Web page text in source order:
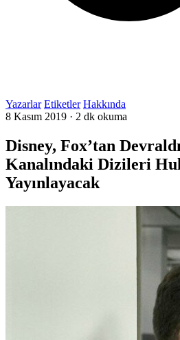
Yazarlar Etiketler Hakkında
8 Kasım 2019 · 2 dk okuma
Disney, Fox’tan
Kanalındaki Dizileri
Yayınlayacak